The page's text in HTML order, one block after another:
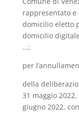
rappresentato
domicilio eletto
domicilio
…;
per
della
31 maggio
giugno 2022,